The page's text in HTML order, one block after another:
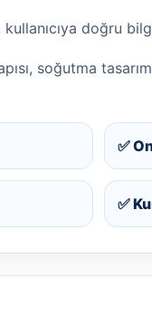
doğru
soğutma
✅
✅